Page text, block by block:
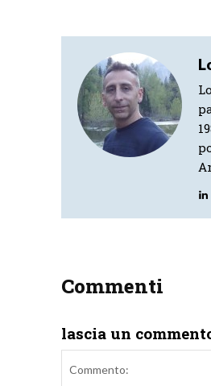
Commenti
lascia un